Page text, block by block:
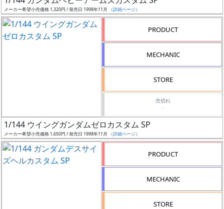
む
開
始
在
庫
復
活
メーカー希望小売価格 1,320円 / 発売日 1998年11月 （詳細ページ）
PRODUCT
MECHANIC
STORE
売切れ
-
1/144 ウイングガンダムゼロカスタム SP
メーカー希望小売価格 1,650円 / 発売日 1998年11月 （詳細ページ）
PRODUCT
MECHANIC
STORE